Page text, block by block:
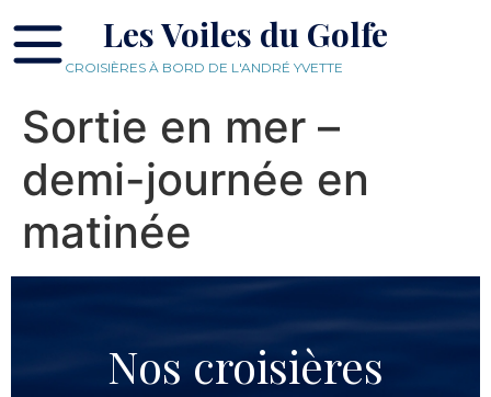
Les Voiles du Golfe
CROISIÈRES À BORD DE L'ANDRÉ YVETTE
Sortie en mer –
demi-journée en
matinée
Nos croisières